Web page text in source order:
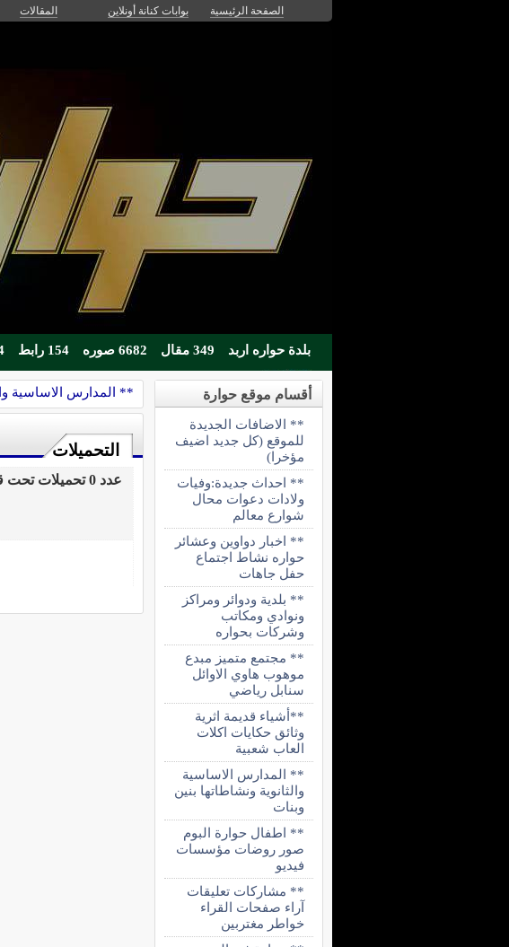
الصفحة الرئيسية بوابات كنانة أونلاين المقالات
بلدة حواره اربد 349 مقال 6682 صوره 154 رابط
** المدارس الاساسية
التحميلات
عدد 0 تحميلات تحت قسم
أقسام موقع حوارة
** الاضافات الجديدة
للموقع (كل جديد اضيف
مؤخرا)
** احداث جديدة:وفيات
ولادات دعوات محال
شوارع معالم
** اخبار دواوين وعشائر
حواره نشاط اجتماع
حفل جاهات
** بلدية ودوائر ومراكز
ونوادي ومكاتب
وشركات بحواره
** مجتمع متميز مبدع
موهوب هاوي الاوائل
سنابل رياضي
**أشياء قديمة اثرية
وثائق حكايات اكلات
العاب شعبية
** المدارس الاساسية
والثانوية ونشاطاتها بنين
وبنات
** اطفال حوارة البوم
صور روضات مؤسسات
فيديو
** مشاركات تعليقات
آراء صفحات القراء
خواطر مغتربين